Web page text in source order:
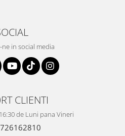
ne in social media
CLIENTI
de Luni pana Vineri